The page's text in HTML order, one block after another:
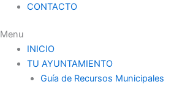
CONTACTO
Menu
INICIO
TU AYUNTAMIENTO
Guía de Recursos Municipales